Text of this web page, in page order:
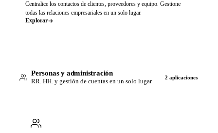
Centralice los contactos de clientes, proveedores y equipo. Gestione
todas las relaciones empresariales en un solo lugar.
Explorar
Personas y administración
RR. HH. y gestión de cuentas en un solo lugar
2 aplicaciones